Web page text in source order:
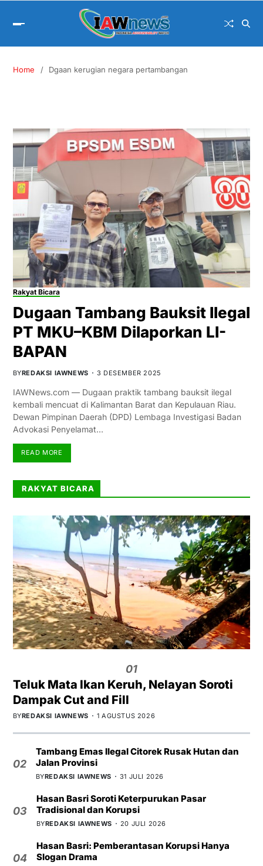
Home Dgaan kerugian negara pertambangan
Rakyat Bicara
Dugaan Tambang Bauksit Ilegal
PT MKU–KBM Dilaporkan LI-
BAPAN
BYREDAKSI IAWNEWS 3 DESEMBER 2025
IAWNews.com — Dugaan praktik tambang bauksit ilegal
kembali mencuat di Kalimantan Barat dan Kepulauan Riau.
Dewan Pimpinan Daerah (DPD) Lembaga Investigasi Badan
Advokasi Penyelamat…
READ MORE
RAKYAT BICARA
01
Teluk Mata Ikan Keruh, Nelayan Soroti
Dampak Cut and Fill
BYREDAKSI IAWNEWS 1 AGUSTUS 2026
02
Tambang Emas Ilegal Citorek Rusak Hutan dan
Jalan Provinsi
BYREDAKSI IAWNEWS 31 JULI 2026
03
Hasan Basri Soroti Keterpurukan Pasar
Tradisional dan Korupsi
BYREDAKSI IAWNEWS 20 JULI 2026
04
Hasan Basri: Pemberantasan Korupsi Hanya
Slogan Drama